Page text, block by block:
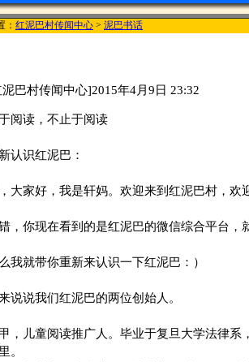
： 红泥巴村传闻中心 > 泥巴书话
泥巴村传闻中心]2015年4月9日 23:32
阅读，不止于阅读
认识红泥巴：
大家好，我是轩妈。欢迎来到红泥巴村，欢
，你现在看到的是红泥巴的微信综合平台，
我就带你重新来认识一下红泥巴：）
说说我们红泥巴的两位创始人。
，儿童阅读推广人。毕业于复旦大学法律
。